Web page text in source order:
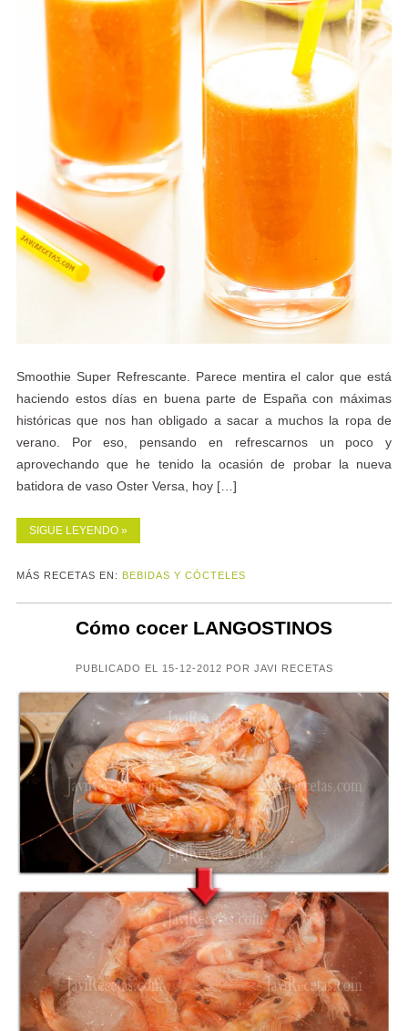
Smoothie Super Refrescante. Parece mentira el calor que está
haciendo estos días en buena parte de España con máximas
históricas que nos han obligado a sacar a muchos la ropa de
verano. Por eso, pensando en refrescarnos un poco y
aprovechando que he tenido la ocasión de probar la nueva
batidora de vaso Oster Versa, hoy […]
SIGUE LEYENDO »
MÁS RECETAS EN: BEBIDAS Y CÓCTELES
Cómo cocer LANGOSTINOS
PUBLICADO EL 15-12-2012 POR JAVI RECETAS